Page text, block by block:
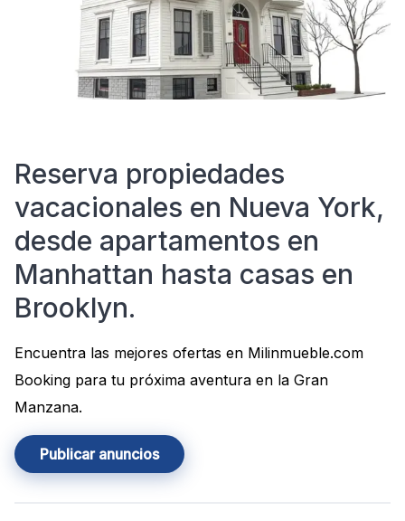
Reserva propiedades
vacacionales en Nueva York,
desde apartamentos en
Manhattan hasta casas en
Brooklyn.
Encuentra las mejores ofertas en Milinmueble.com
Booking para tu próxima aventura en la Gran
Manzana.
Publicar anuncios